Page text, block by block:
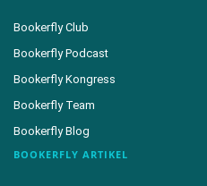
Bookerfly Club
Bookerfly Podcast
Bookerfly Kongress
Bookerfly Team
Bookerfly Blog
BOOKERFLY ARTIKEL